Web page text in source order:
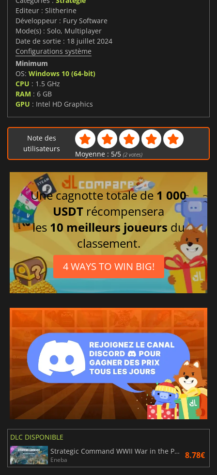
Editeur : Slitherine
Développeur : Fury Software
Mode(s) : Solo, Multiplayer
Date de sortie : 18 juillet 2024
Configurations système
Minimum
OS: Windows 10 (64-bit)
CPU : 1.5 GHz
RAM : 6 GB
GPU : Intel HD Graphics
Note des
utilisateurs
Moyenne : 5/5 (2votes)
Une cagnotte totale de 1 000
USDT récompensera
les 10 meilleurs joueurs du
classement.
4 WAYS TO WIN BIG!
DLC DISPONIBLE
Strategic Command WWII War in the Pacific Rise and Fall of an Empire
Eneba 8.78€